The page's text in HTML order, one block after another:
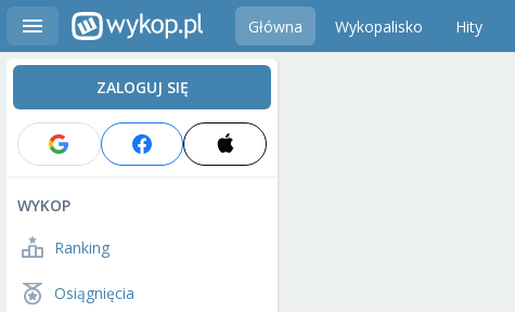
Główna Wykopalisko Hity
ZALOGUJ SIĘ
WYKOP
Ranking
Osiągnięcia